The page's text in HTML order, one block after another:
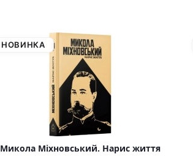
НОВИНКА
Микола Міхновський. Нарис життя